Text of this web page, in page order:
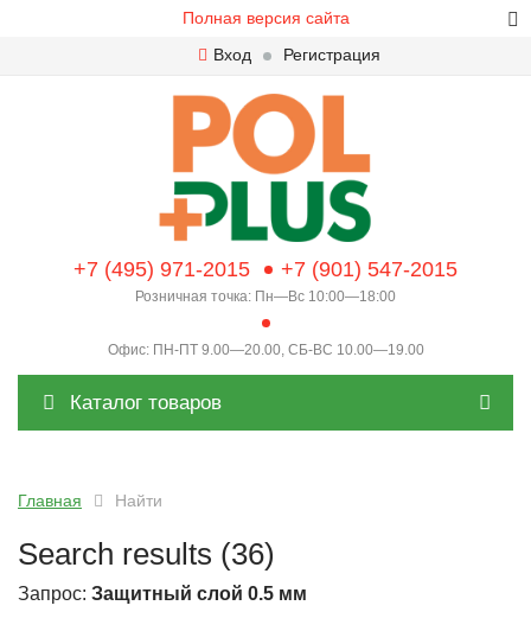
Полная версия сайта
Вход
Регистрация
+7 (495) 971-2015 +7 (901) 547-2015
Розничная точка: Пн—Вс 10:00—18:00
Офис: ПН-ПТ 9.00—20.00, СБ-ВС 10.00—19.00
Каталог товаров
Главная Найти
Search results (36)
Запрос: Защитный слой 0.5 мм